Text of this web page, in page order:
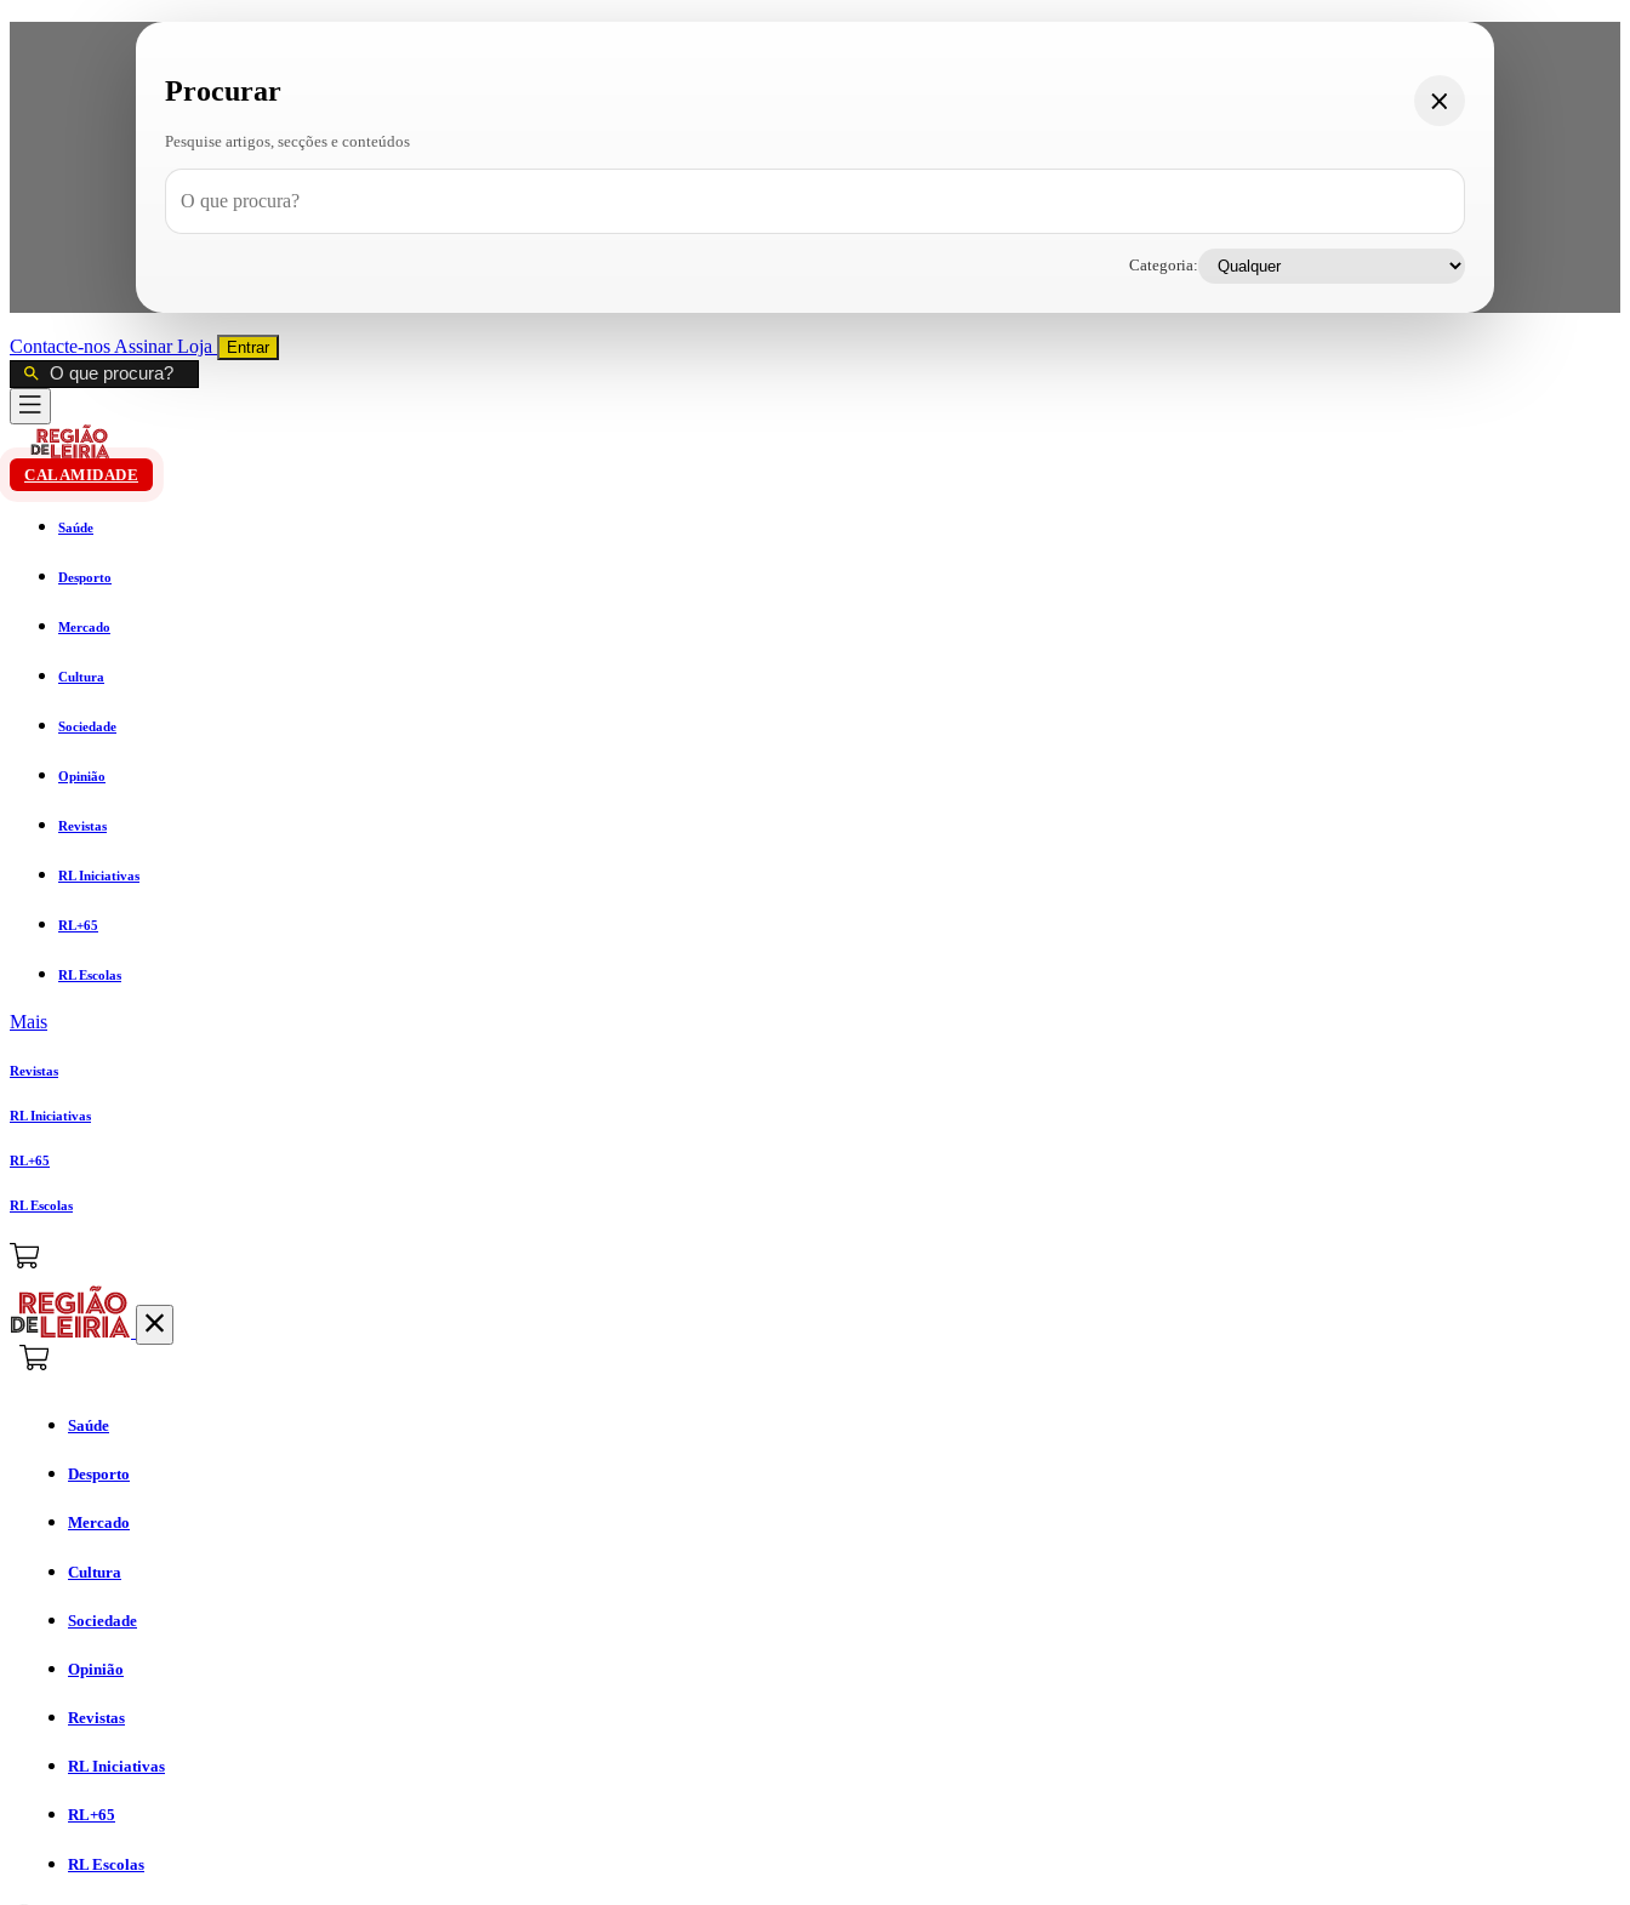
Procurar
Pesquise artigos, secções e conteúdos
Categoria:
Contacte-nos AssinarLoja Entrar
CALAMIDADE
Saúde
Desporto
Mercado
Cultura
Sociedade
Opinião
Revistas
RL Iniciativas
RL+65
RL Escolas
Mais
Revistas
RL Iniciativas
RL+65
RL Escolas
Saúde
Desporto
Mercado
Cultura
Sociedade
Opinião
Revistas
RL Iniciativas
RL+65
RL Escolas